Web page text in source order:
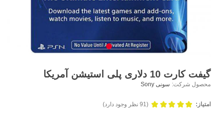
گیفت کارت 10 دلاری پلی استیشن آمریکا
محصول شرکت: سونی Sony
امتیاز: (91 نظر وجود دارد)